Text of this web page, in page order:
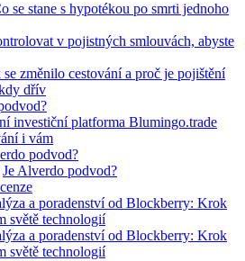
se stane s hypotékou po smrti jednoho
v pojistných smlouvách, abyste
se změnilo cestování a proč je pojištění
dřív
investiční platforma Blumingo.trade
i vám
podvod?
Je Alverdo podvod?
a poradenství od Blockberry: Krok
světě technologií
a poradenství od Blockberry: Krok
světě technologií